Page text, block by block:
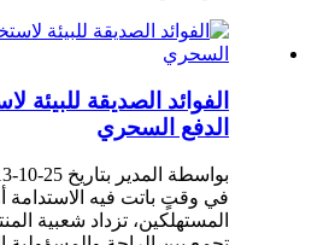
الفوائد الصديقة للبيئة
الدفع السحري
بواسطة المدير بتاريخ 25-10-2013
في وقتٍ باتت فيه الاستدامة
المستهلكين، تزداد شعبية